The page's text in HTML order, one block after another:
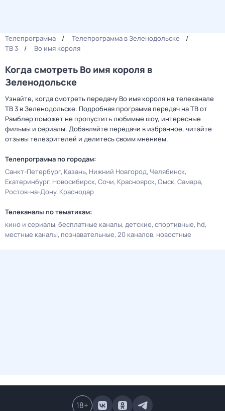
Телепрограмма
Телепрограмма в Зеленодольске
ТВ 3
Во имя короля
Когда смотреть Во имя короля в
Зеленодольске
Узнайте, когда смотреть передачу Во имя короля на телеканале
ТВ 3 в Зеленодольске. Подробная программа передач на ТВ от
Рамблер поможет не пропустить любимые шоу, интересные
фильмы и сериалы. Добавляйте передачи в избранное, читайте
отзывы телезрителей и делитесь своим мнением.
Телепрограмма по городам:
Санкт-Петербург Казань Нижний Новгород Челябинск
Екатеринбург Новосибирск Сочи Красноярск Омск Самара
Ростов-на-Дону Краснодар
Телеканалы по тематикам:
кино и сериалы бесплатные каналы детские спортивные hd
местные каналы познавательные 20 каналов новостные
18+